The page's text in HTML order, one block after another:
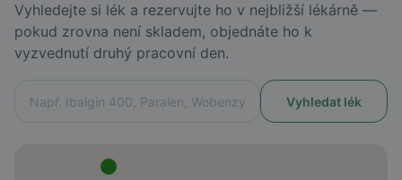
Vyhledejte si lék a rezervujte ho v nejbližší lékárně —
pokud zrovna není skladem, objednáte ho k
vyzvednutí druhý pracovní den.